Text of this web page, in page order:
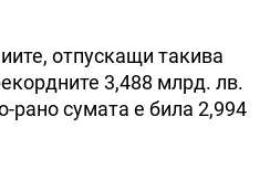
отпускащи такива
3,488 млрд. лв.
рано сумата е била 2,994